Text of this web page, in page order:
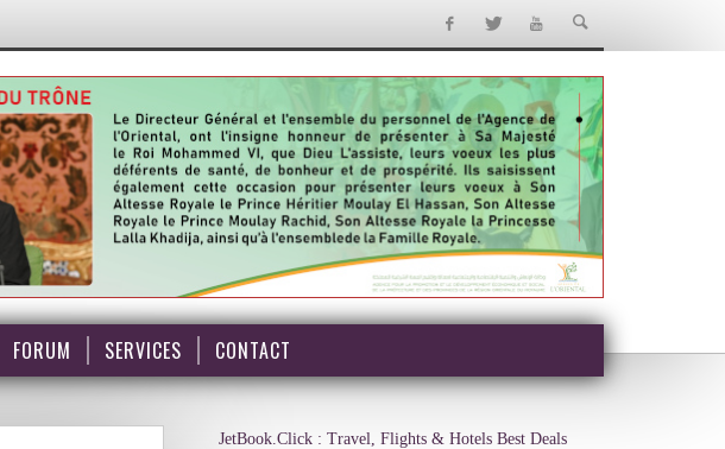
FORUM SERVICES CONTACT
JetBook.Click : Travel, Flights & Hotels Best Deals